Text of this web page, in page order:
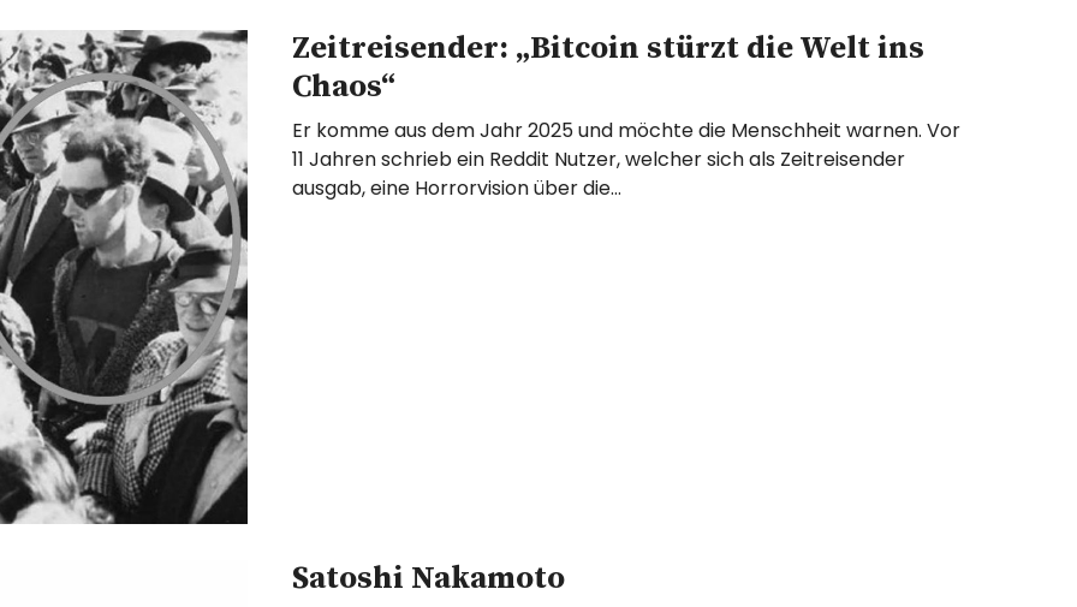
Zeitreisender: „Bitcoin stürzt die Welt ins
Chaos“
Er komme aus dem Jahr 2025 und möchte die Menschheit warnen. Vor
11 Jahren schrieb ein Reddit Nutzer, welcher sich als Zeitreisender
ausgab, eine Horrorvision über die…
Satoshi Nakamoto